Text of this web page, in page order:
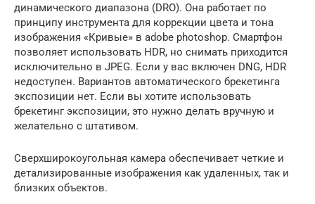
динамического диапазона (DRO). Она работает по
принципу инструмента для коррекции цвета и тона
изображения «Кривые» в adobe photoshop. Смартфон
позволяет использовать HDR, но снимать приходится
исключительно в JPEG. Если у вас включен DNG, HDR
недоступен. Вариантов автоматического брекетинга
экспозиции нет. Если вы хотите использовать
брекетинг экспозиции, это нужно делать вручную и
желательно с штативом.
Сверхширокоугольная камера обеспечивает четкие и
детализированные изображения как удаленных, так и
близких объектов.